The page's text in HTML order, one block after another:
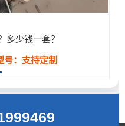
多少钱一套？
号：支持定制